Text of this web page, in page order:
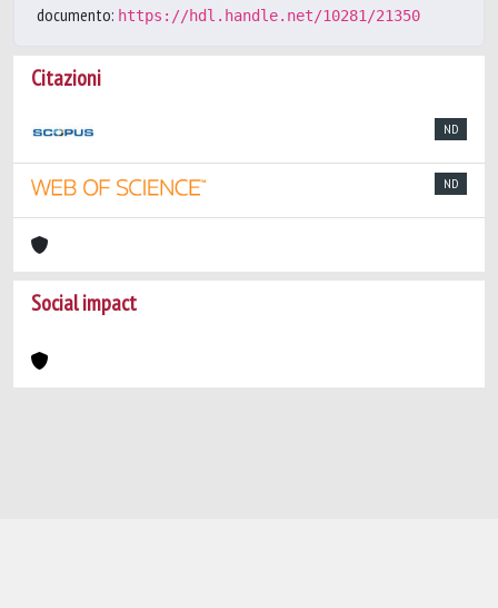
documento: https://hdl.handle.net/10281/21350
Citazioni
ND
ND
Social impact